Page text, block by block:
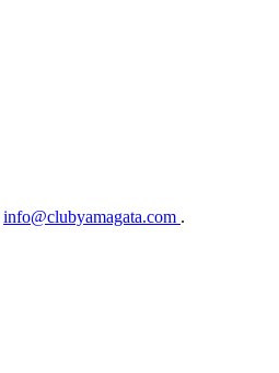
info@clubyamagata.com .